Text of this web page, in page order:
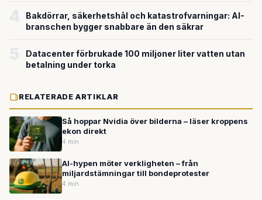
Bakdörrar, säkerhetshål och katastrofvarningar: AI-
branschen bygger snabbare än den säkrar
Datacenter förbrukade 100 miljoner liter vatten utan
betalning under torka
RELATERADE ARTIKLAR
Så hoppar Nvidia över bilderna – läser kroppens
ekon direkt
4 min
AI-hypen möter verkligheten – från
miljardstämningar till bondeprotester
4 min